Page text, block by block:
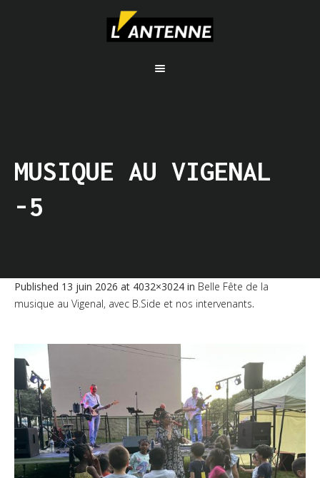
MUSIQUE AU VIGENAL
-5
Published 13 juin 2026 at 4032×3024 in Belle Fête de la
musique au Vigenal, avec B.Side et nos intervenants.